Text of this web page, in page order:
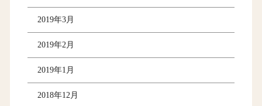
2019年3月
2019年2月
2019年1月
2018年12月